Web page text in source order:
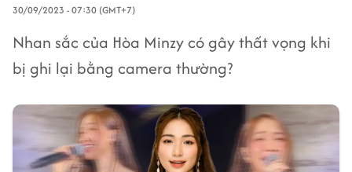
30/09/2023 - 07:30 (GMT+7)
Nhan sắc của Hòa Minzy có gây thất vọng khi
bị ghi lại bằng camera thường?